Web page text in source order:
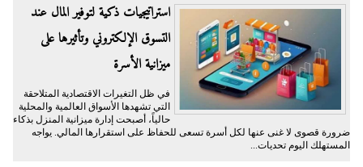
​استراتيجيات ذكية لتوفير المال عند
التسوق الإلكتروني وتأثيرها على
ميزانية الأسرة
​في ظل التغيرات الاقتصادية المتلاحقة
التي تشهدها الأسواق العالمية والمحلية
حالياً، أصبحت إدارة ميزانية المنزل بذكاء
ضرورة قصوى لا غنى عنها لكل أسرة تسعى للحفاظ على استقرارها المالي. يواجه
المستهلك اليوم تحديات...